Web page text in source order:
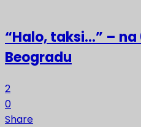
“Halo, taksi…” –
Beogradu
2
0
Share